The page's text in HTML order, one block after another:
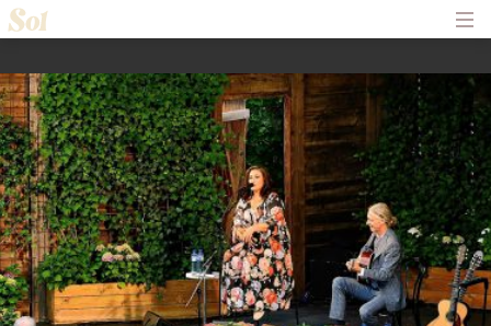
Frågor och Svar
Biljetter
Servering
Nyheter
Historik
Kontakt